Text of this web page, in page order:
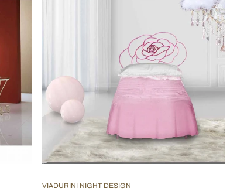
VIADURINI NIGHT DESIGN